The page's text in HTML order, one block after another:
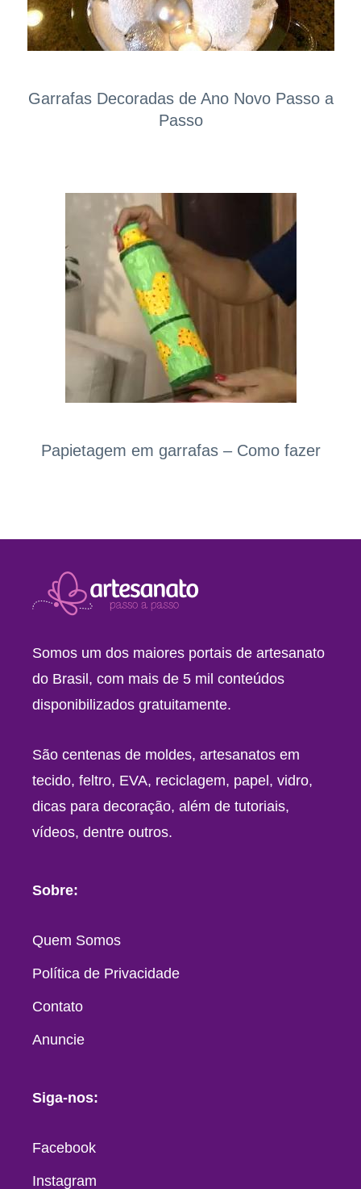
Garrafas Decoradas de Ano Novo Passo a
Passo
Papietagem em garrafas – Como fazer
Somos um dos maiores portais de artesanato
do Brasil, com mais de 5 mil conteúdos
disponibilizados gratuitamente.
São centenas de moldes, artesanatos em
tecido, feltro, EVA, reciclagem, papel, vidro,
dicas para decoração, além de tutoriais,
vídeos, dentre outros.
Sobre:
Quem Somos
Política de Privacidade
Contato
Anuncie
Siga-nos:
Facebook
Instagram